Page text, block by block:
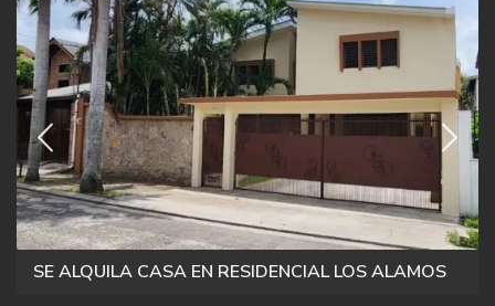
SE ALQUILA CASA EN RESIDENCIAL LOS ALAMOS